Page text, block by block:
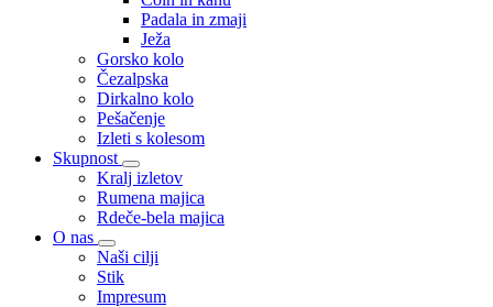
Padala in zmaji
Ježa
Gorsko kolo
Čezalpska
Dirkalno kolo
Pešačenje
Izleti s kolesom
Skupnost
Kralj izletov
Rumena majica
Rdeče-bela majica
O nas
Naši cilji
Stik
Impresum